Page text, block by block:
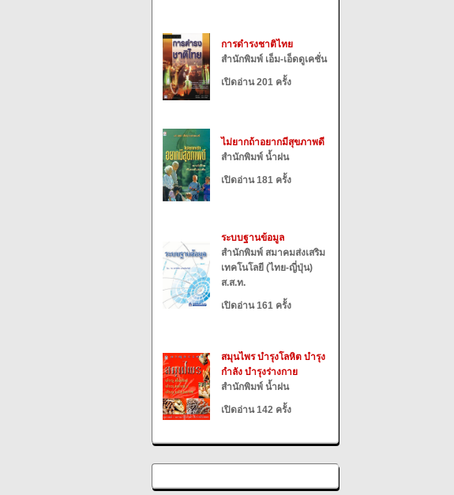
การดำรงชาติไทย
สำนักพิมพ์ เอ็ม-เอ็ดดูเคชั่น
เปิดอ่าน 201 ครั้ง
ไม่ยากถ้าอยากมีสุขภาพดี
สำนักพิมพ์ น้ำฝน
เปิดอ่าน 181 ครั้ง
ระบบฐานข้อมูล
สำนักพิมพ์ สมาคมส่งเสริม
เทคโนโลยี (ไทย-ญี่ปุ่น)
ส.ส.ท.
เปิดอ่าน 161 ครั้ง
สมุนไพร บำรุงโลหิต บำรุง
กำลัง บำรุงร่างกาย
สำนักพิมพ์ น้ำฝน
เปิดอ่าน 142 ครั้ง